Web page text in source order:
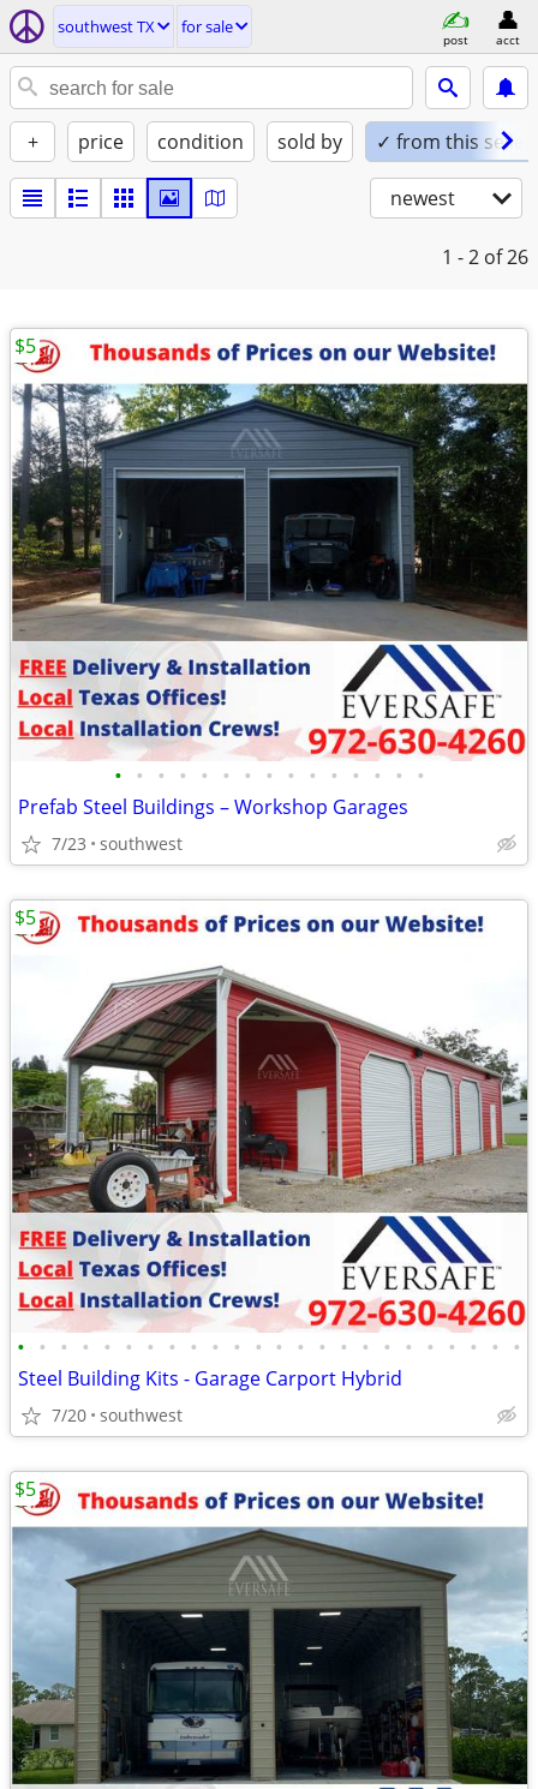
southwest TX for sale
post acct
+ price condition sold by ✓ from this seller
newest
1 - 2 of 26
• • • • • • • • • • • • • • •
Prefab Steel Buildings – Workshop Garages
7/23 southwest
$5
• • • • • • • • • • • • • • • • • • • • • • • •
Steel Building Kits - Garage Carport Hybrid
7/20 southwest
$5
$5